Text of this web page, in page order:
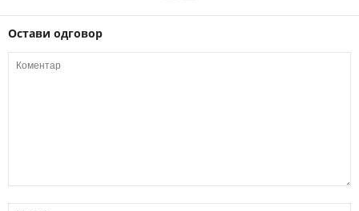
Остави одговор